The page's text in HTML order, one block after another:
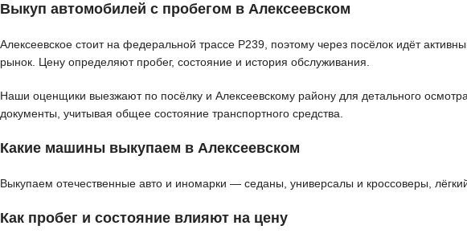
Выкуп автомобилей с пробегом в Алексеевском
Алексеевское стоит на федеральной трассе Р239, поэтому через посёлок идёт
рынок. Цену определяют пробег, состояние и история обслуживания.
Наши оценщики выезжают по посёлку и Алексеевскому району для детального
документы, учитывая общее состояние транспортного средства.
Какие машины выкупаем в Алексеевском
Выкупаем отечественные авто и иномарки — седаны, универсалы и кроссоверы,
Как пробег и состояние влияют на цену